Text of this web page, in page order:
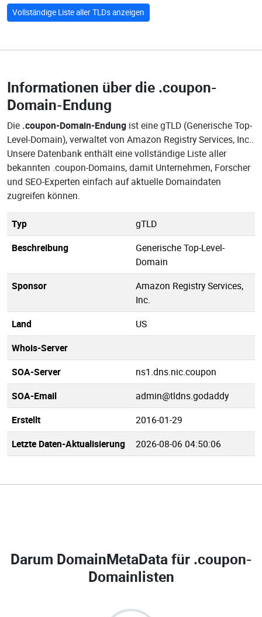
Vollständige Liste aller TLDs anzeigen
Informationen über die .coupon-
Domain-Endung
Die .coupon-Domain-Endung ist eine gTLD (Generische Top-
Level-Domain), verwaltet von Amazon Registry Services, Inc..
Unsere Datenbank enthält eine vollständige Liste aller
bekannten .coupon-Domains, damit Unternehmen, Forscher
und SEO-Experten einfach auf aktuelle Domaindaten
zugreifen können.
Typ
gTLD
Beschreibung
Generische Top-Level-
Domain
Sponsor
Amazon Registry Services,
Inc.
Land
US
Whois-Server
SOA-Server
ns1.dns.nic.coupon
SOA-Email
admin@tldns.godaddy
Erstellt
2016-01-29
Letzte Daten-Aktualisierung
2026-08-06 04:50:06
Darum DomainMetaData für .coupon-
Domainlisten